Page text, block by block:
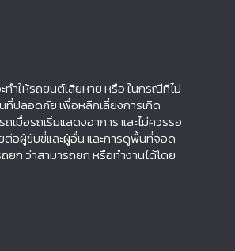
ำให้รถยนต์เสียหาย หรือ ในกรณีที่ไม่
ที่ปลอดภัย เพื่อหลีกเลี่ยงการเกิด
เมื่อรถเริ่มแสดงอาการ และไม่ควรรอ
ต่อผู้ขับขี่และผู้อื่น และการดูพื้นที่จอด
ก ว่าสามารถยก หรือทำงานได้โดย